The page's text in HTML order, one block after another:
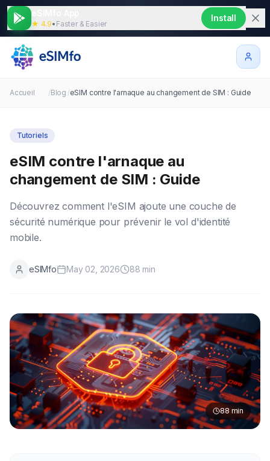
★ 4.9• Faster & Easier
Install
Accueil /Blog /eSIM contre l'arnaque au changement de SIM : Guide
Tutoriels
eSIM contre l'arnaque au
changement de SIM : Guide
Découvrez comment l'eSIM ajoute une couche de
sécurité numérique pour prévenir le vol d'identité
mobile.
eSIMfo May 02, 2026 88 min
88 min